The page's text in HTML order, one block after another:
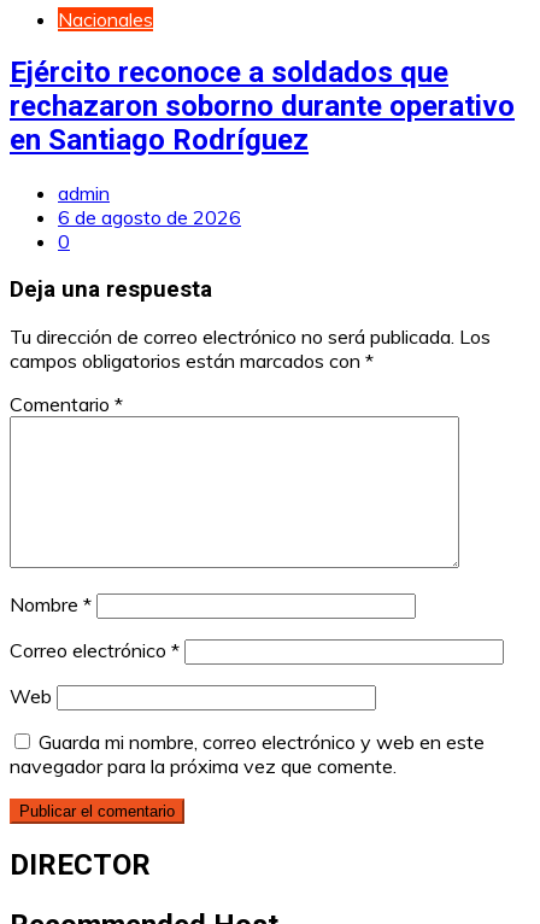
Nacionales
Ejército reconoce a soldados que
rechazaron soborno durante operativo
en Santiago Rodríguez
admin
6 de agosto de 2026
0
Deja una respuesta
Tu dirección de correo electrónico no será publicada. Los
campos obligatorios están marcados con *
Comentario *
Nombre *
Correo electrónico *
Web
Guarda mi nombre, correo electrónico y web en este
navegador para la próxima vez que comente.
DIRECTOR